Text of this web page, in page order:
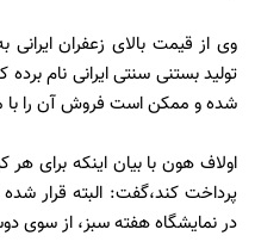
وی از قیمت بالای زعفران
تولید بستنی سنتی ایرانی نام
شده و ممکن است فروش آن را با
پرداخت کند،گفت: البته قرار شده
در نمایشگاه هفته سبز، از سوی